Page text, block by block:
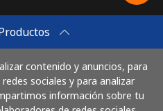
contenido y anuncios, para
sociales y para analizar
información sobre tu